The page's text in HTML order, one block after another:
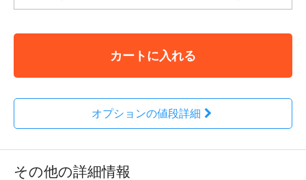
カートに入れる
オプションの値段詳細
その他の詳細情報